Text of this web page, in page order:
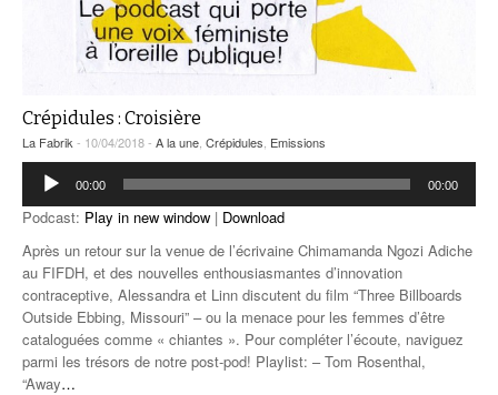
Crépidules : Croisière
La Fabrik - 10/04/2018 - A la une Crépidules Emissions
Lecteur
audio
00:00 00:00
Podcast: Play in new window | Download
Après un retour sur la venue de l’écrivaine Chimamanda Ngozi Adiche
au FIFDH, et des nouvelles enthousiasmantes d’innovation
contraceptive, Alessandra et Linn discutent du film “Three Billboards
Outside Ebbing, Missouri” – ou la menace pour les femmes d’être
cataloguées comme « chiantes ». Pour compléter l’écoute, naviguez
parmi les trésors de notre post-pod! Playlist: – Tom Rosenthal,
“Away…